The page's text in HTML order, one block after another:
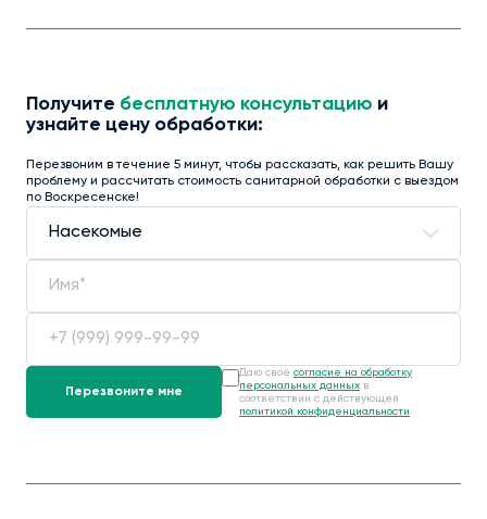
Получите бесплатную консультацию и
узнайте цену обработки:
Перезвоним в течение 5 минут, чтобы рассказать, как решить Вашу
проблему и рассчитать стоимость санитарной обработки с выездом
по Воскресенске!
Даю своё согласие на обработку
персональных данных в
соответствии с действующей
политикой конфиденциальности .